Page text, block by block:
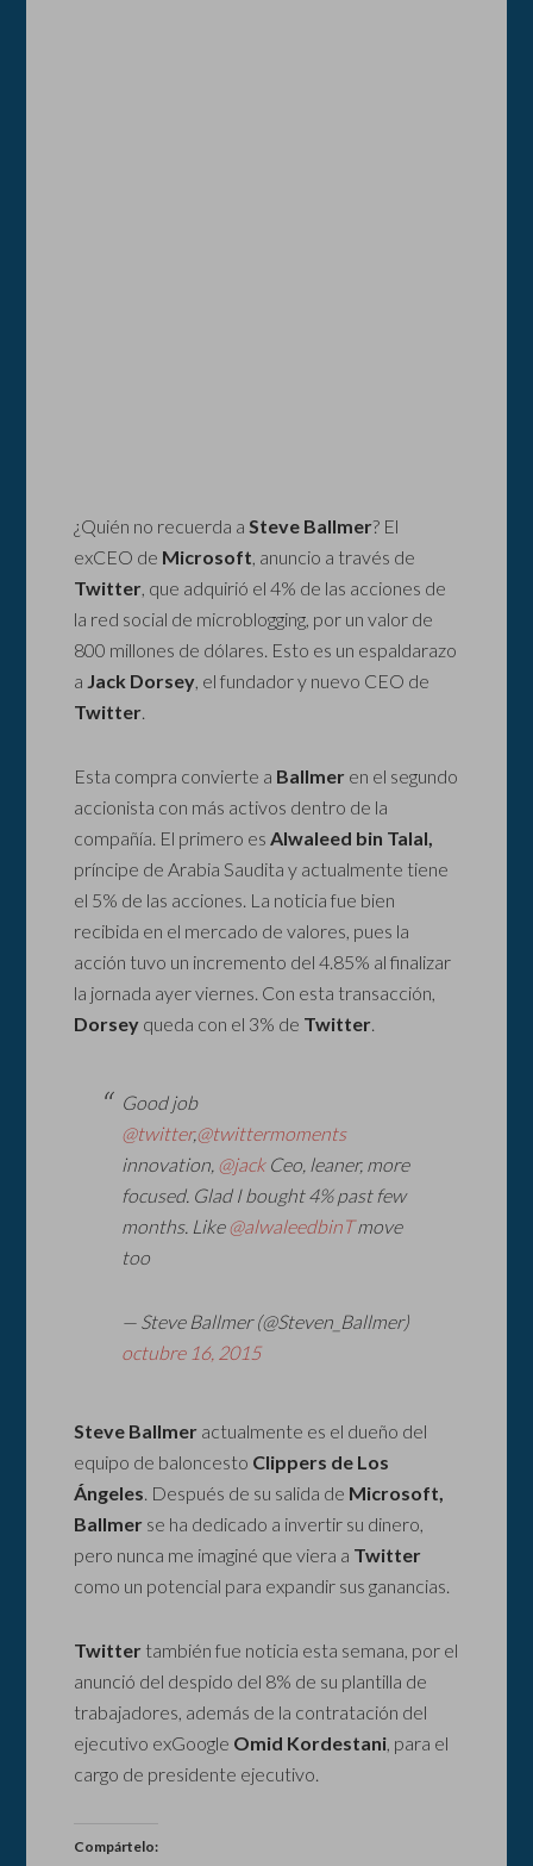
¿Quién no recuerda aSteve Ballmer? El
exCEO de Microsoft, anuncio a través de
Twitter, que adquirió el 4% de las acciones de
la red social de microblogging, por un valor de
800 millones de dólares. Esto es un espaldarazo
a Jack Dorsey, el fundador y nuevo CEO de
Twitter.
Esta compra convierte a Ballmer en el segundo
accionista con más activos dentro de la
compañía. El primero esAlwaleed bin Talal,
príncipe de Arabia Saudita y actualmente tiene
el 5% de las acciones. La noticia fue bien
recibida en el mercado de valores, pues la
acción tuvo un incremento del 4.85% al finalizar
la jornada ayer viernes. Con esta transacción,
Dorsey queda con el 3% de Twitter.
Good job
@twitter,@twittermoments
innovation, @jackCeo, leaner, more
focused. Glad I bought 4% past few
months. Like@alwaleedbinTmove
too
— Steve Ballmer (@Steven_Ballmer)
octubre 16, 2015
Steve Ballmer actualmente es el dueño del
equipo de baloncesto Clippers de Los
Ángeles. Después de su salida de Microsoft,
Ballmer se ha dedicado a invertir su dinero,
pero nunca me imaginé que viera a Twitter
como un potencial para expandir sus ganancias.
Twitter también fue noticia esta semana, por el
anunció del despido del 8% de su plantilla de
trabajadores, además de la contratación del
ejecutivo exGoogle Omid Kordestani, para el
cargo de presidente ejecutivo.
Compártelo: